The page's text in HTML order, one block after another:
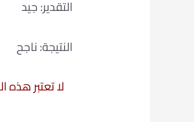
التقدير: جيد
النتيجة: ناجح
لا تعتبر هذه